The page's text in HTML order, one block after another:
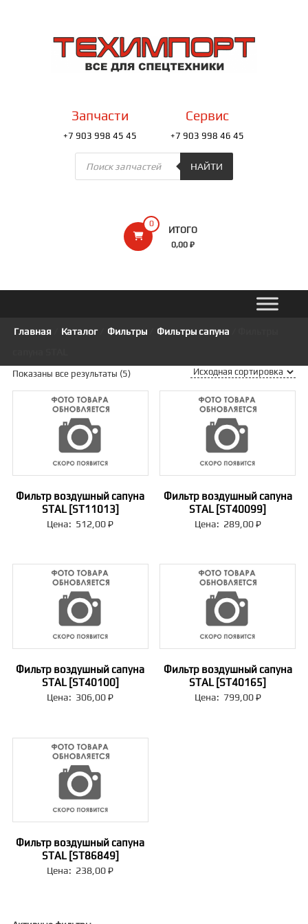
содержимомуТЕХИМПОРТ
Всё
0
ИТОГО
0,00 ₽
Запчасти
+7 903 998 45 45
Сервис
+7 903 998 46 45
Поиск
товаров
НАЙТИ
Главная Каталог/ Фильтры/ Фильтры сапуна
Показаны все результаты (5)
Фильтр воздушный сапуна
STAL [ST11013]
Цена: 512,00₽
Фильтр воздушный сапуна
STAL [ST40099]
Цена: 289,00₽
Фильтр воздушный сапуна
STAL [ST40100]
Цена: 306,00₽
Фильтр воздушный сапуна
STAL [ST40165]
Цена: 799,00₽
Фильтр воздушный сапуна
STAL [ST86849]
Цена: 238,00₽